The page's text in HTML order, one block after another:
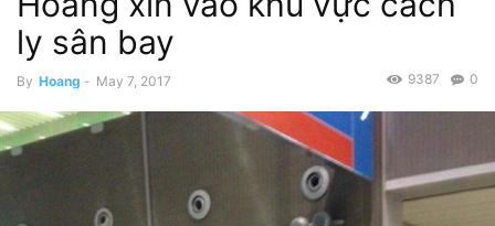
ly sân bay
By Hoang - May 7, 2017 0
9387